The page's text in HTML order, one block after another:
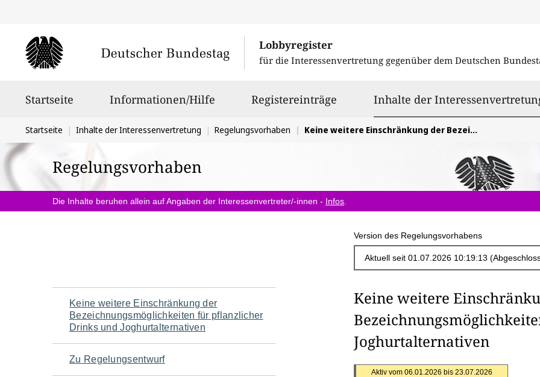
Lobbyregister
für die Interessenvertretung gegenüber dem Deutschen
Startseite Informationen/Hilfe Registereinträge Inhalte der
Sie
befinden
sich
hier:
Startseite Inhalte der Interessenvertretung Regelungsvorhaben Keine weitere Einschränkung der Bezeichnungsmöglichkeiten für pflanzlicher Drinks und Joghurtalternativen
Regelungsvorhaben
Die Inhalte beruhen allein auf Angaben der Interessenvertreter/-innen - Infos
Version des Regelungsvorhabens
Navigation
für
den
Keine weitere Einschränkung der
Bezeichnungsmöglichkeiten für pflanzlicher
Drinks und Joghurtalternativen
Zu Regelungsentwurf
Keine weitere
Joghurtalternativen
Aktiv vom 06.01.2026 bis 23.07.2026